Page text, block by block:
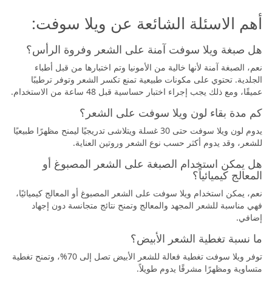
أهم الاسئلة الشائعة عن ويلا سوفت:
هل صبغة ويلا سوفت آمنة على الشعر وفروة الرأس؟
نعم، الصبغة آمنة لأنها خالية من الأمونيا وتم اختبارها من قبل أطباء
الجلدية. تحتوي على مكونات طبيعية تمنع تكسر الشعر وتوفر ترطيبًا
عميقًا، ومع ذلك يجب إجراء اختبار حساسية قبل 48 ساعة من الاستخدام.
كم مدة بقاء لون ويلا سوفت على الشعر؟
يدوم لون ويلا سوفت حتى 30 غسلة ويتلاشى تدريجيًا ليمنح مظهرًا طبيعيًا
للشعر، وقد يدوم أكثر حسب نوع الشعر وروتين العناية.
هل يمكن استخدام الصبغة على الشعر المصبوغ أو
المعالج كيميائياً؟
نعم، يمكن استخدام ويلا سوفت على الشعر المصبوغ أو المعالج كيميائيًا،
فهي مناسبة للشعر المجهد والمعالج وتمنح نتائج متجانسة دون إجهاد
إضافي.
ما نسبة تغطية الشعر الأبيض؟
توفر ويلا سوفت تغطية فعالة للشعر الأبيض تصل إلى 70%، وتمنح تغطية
متساوية ومظهرًا مشرقًا يدوم طويلاً.